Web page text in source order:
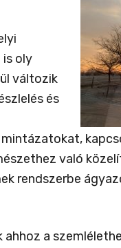
is oly
változik
és
való
rendszerbe
a